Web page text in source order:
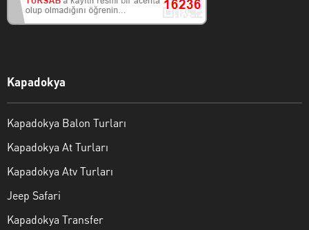
Kapadokya
Kapadokya Balon Turları
Kapadokya At Turları
Kapadokya Atv Turları
Jeep Safari
Kapadokya Transfer